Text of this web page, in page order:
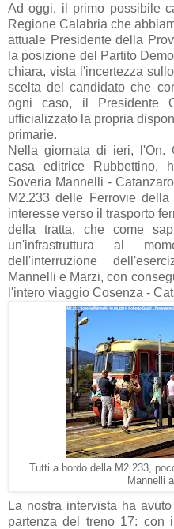
Ad oggi, il primo possibile
Regione Calabria che
attuale Presidente della
la posizione del Partito
chiara, vista l'incertezza
scelta del candidato che
ogni caso, il Presidente
ufficializzato la propria
primarie.
Nella giornata di ieri, l'On.
casa editrice Rubbettino,
Soveria Mannelli -
M2.233 delle Ferrovie
interesse verso il trasporto
della tratta, che come
un'infrastruttura al
dell'interruzione
Mannelli e Marzi, con
l'intero viaggio Cosenza -
Tutti a bordo della M2.233,
Mannelli
La nostra intervista ha
partenza del treno 17: con